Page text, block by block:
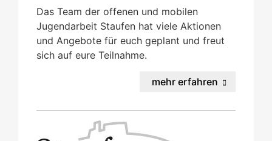
Das Team der offenen und mobilen
Jugendarbeit Staufen hat viele Aktionen
und Angebote für euch geplant und freut
sich auf eure Teilnahme.
mehr erfahren